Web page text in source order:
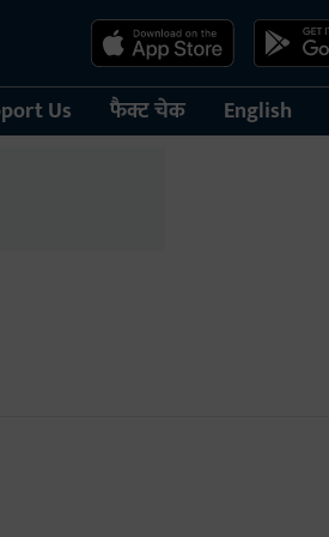
Us फैक्ट चेक English